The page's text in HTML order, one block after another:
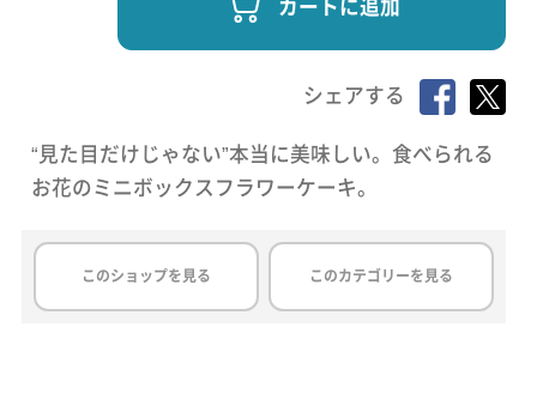
カートに追加
シェアする
“見た目だけじゃない”本当に美味しい。食べられる
お花のミニボックスフラワーケーキ。
このショップを見る このカテゴリーを見る